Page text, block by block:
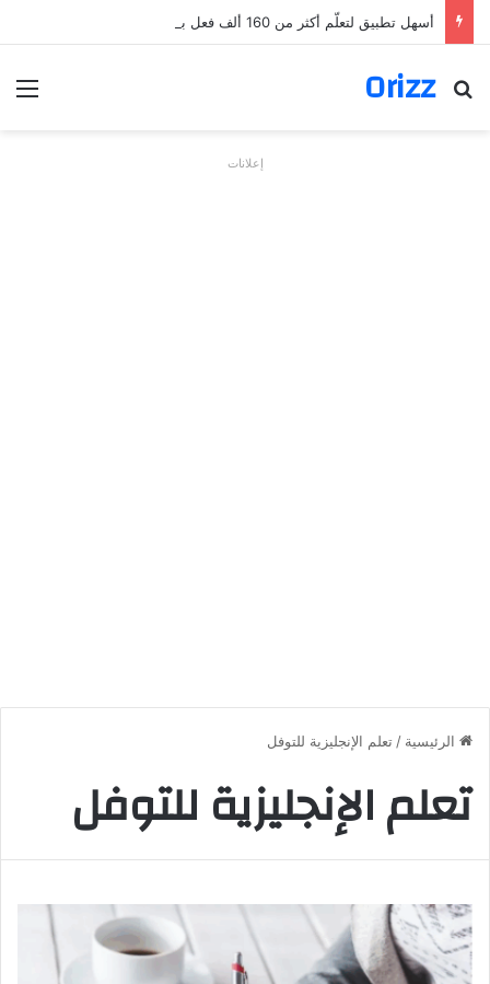
أسهل تطبيق لتعلّم أكثر من 160 ألف فعل بالألمانية
Orizz
بحث عن
إعلانات
الرئيسية / تعلم الإنجليزية للتوفل
تعلم الإنجليزية للتوفل